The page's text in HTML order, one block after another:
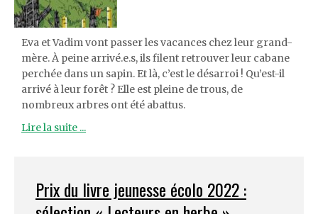
Eva et Vadim vont passer les vacances chez leur grand-
mère. À peine arrivé.e.s, ils filent retrouver leur cabane
perchée dans un sapin. Et là, c’est le désarroi ! Qu’est-il
arrivé à leur forêt ? Elle est pleine de trous, de
nombreux arbres ont été abattus.
Lire la suite ...
Prix du livre jeunesse écolo 2022 :